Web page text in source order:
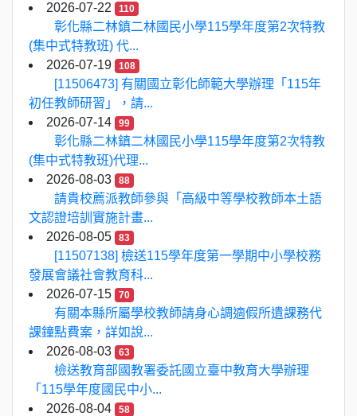
2026-07-22
110
彰化縣二林鎮二林國民小學115學年度第2次特教
(集中式特教班) 代...
2026-07-19
108
[11506473] 有關國立彰化師範大學辦理「115年
初任教師研習」，請...
2026-07-14
99
彰化縣二林鎮二林國民小學115學年度第2次特教
(集中式特教班)代理...
2026-08-03
88
請貴校薦派教師參與「高級中等學校教師本土語
文認證培訓實施計畫...
2026-08-05
83
[11507138] 檢送115學年度第一學期中小學校務
發展會議社會教育科...
2026-07-15
70
有關本縣所屬學校教師請身心調適假所遺課務代
課鐘點費案，詳如說...
2026-08-03
63
檢送教育部國教署委託國立臺中教育大學辦理
「115學年度國民中小...
2026-08-04
58